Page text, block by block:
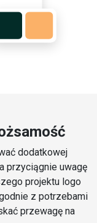
dodatkowej
przyciągnie uwagę
projektu logo
z potrzebami
przewagę na